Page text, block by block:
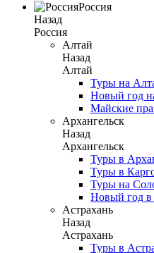
Россия
Назад
Россия
Алтай
Назад
Алтай
Туры на
Новый год
Майские
Архангельск
Назад
Архангельск
Туры в
Туры в
Туры на
Новый год в
Астрахань
Назад
Астрахань
Туры в